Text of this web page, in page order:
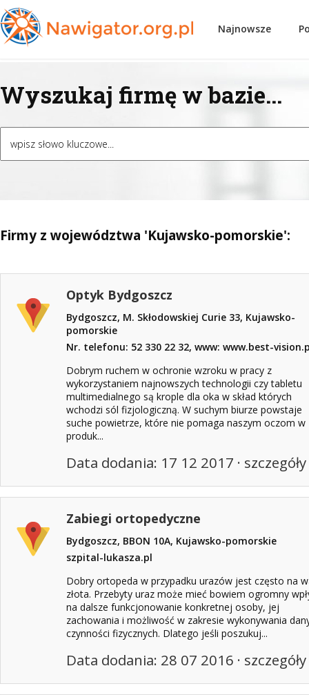
Najnowsze
Wyszukaj firmę w bazie...
Firmy z województwa 'Kujawsko-pomorskie':
Optyk Bydgoszcz
Bydgoszcz, M. Skłodowskiej Curie 33, Kujawsko-
pomorskie
Nr. telefonu: 52 330 22 32, www: www.best-
Dobrym ruchem w ochronie wzroku w pracy z
wykorzystaniem najnowszych technologii czy tabletu
multimedialnego są krople dla oka w skład których
wchodzi sól fizjologiczną. W suchym biurze powstaje
suche powietrze, które nie pomaga naszym oczom w
produk...
Data dodania: 17 12 2017 ·
Zabiegi ortopedyczne
Bydgoszcz, BBON 10A, Kujawsko-pomorskie
szpital-lukasza.pl
Dobry ortopeda w przypadku urazów jest często na
złota. Przebyty uraz może mieć bowiem ogromny
na dalsze funkcjonowanie konkretnej osoby, jej
zachowania i możliwość w zakresie wykonywania
czynności fizycznych. Dlatego jeśli poszukuj...
Data dodania: 28 07 2016 ·